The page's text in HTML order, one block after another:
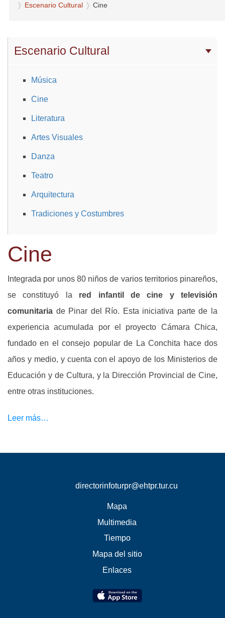
Escenario Cultural Cine
Escenario Cultural
Música
Cine
Literatura
Artes Visuales
Danza
Teatro
Arquitectura
Tradiciones y Costumbres
Cine
Integrada por unos 80 niños de varios territorios pinareños,
se constituyó la red infantil de cine y televisión
comunitaria de Pinar del Río. Esta iniciativa parte de la
experiencia acumulada por el proyecto Cámara Chica,
fundado en el consejo popular de La Conchita hace dos
años y medio, y cuenta con el apoyo de los Ministerios de
Educación y de Cultura, y la Dirección Provincial de Cine,
entre otras instituciones.
Leer más…
directorinfoturpr@ehtpr.tur.cu
Mapa
Multimedia
Tiempo
Mapa del sitio
Enlaces